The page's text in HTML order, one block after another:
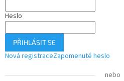
Heslo
PŘIHLÁSIT SE
Nová registraceZapomenuté heslo
nebo